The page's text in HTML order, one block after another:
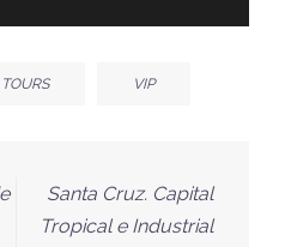
VIP
Santa Cruz. Capital
Tropical e Industrial